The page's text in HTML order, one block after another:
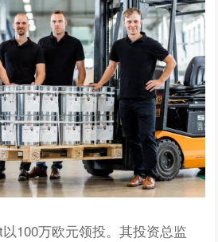
100万欧元领投。其投资总监